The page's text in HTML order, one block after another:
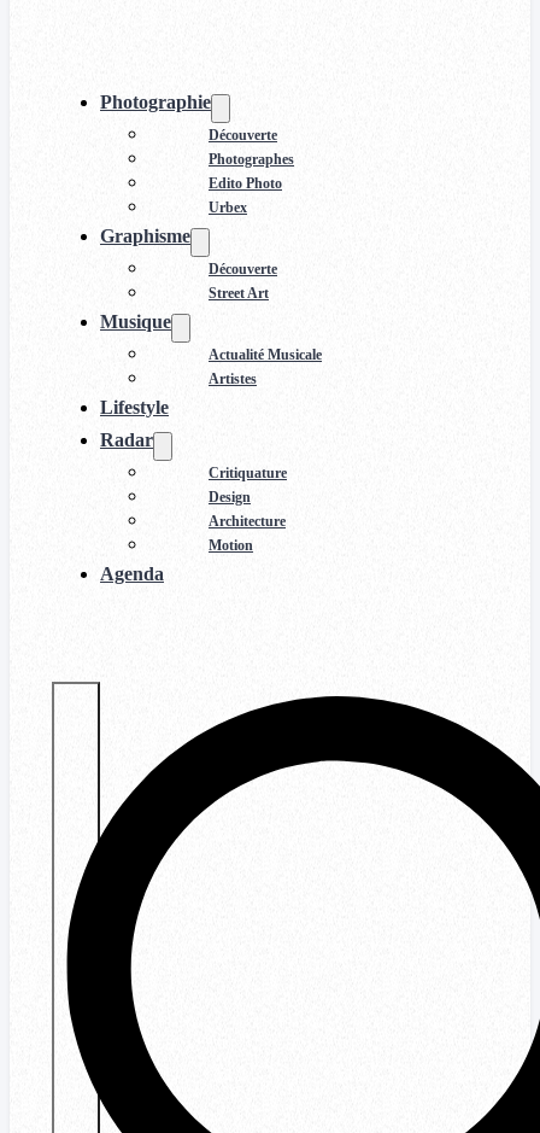
Photographie
Découverte
Photographes
Edito Photo
Urbex
Graphisme
Découverte
Street Art
Musique
Actualité Musicale
Artistes
Lifestyle
Radar
Critiquature
Design
Architecture
Motion
Agenda